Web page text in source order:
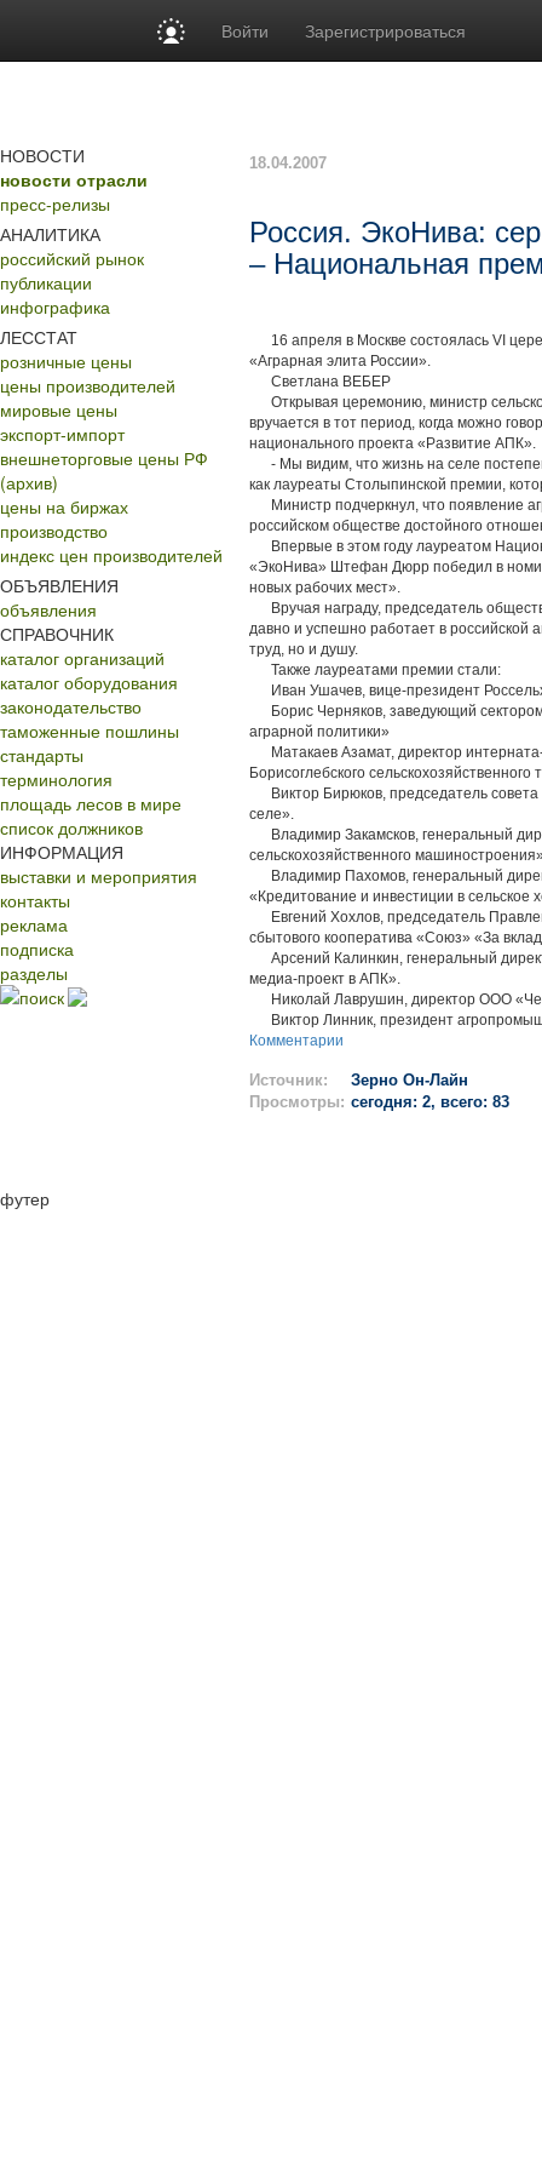
Войти Зарегистрироваться
НОВОСТИ
новости отрасли
пресс-релизы
АНАЛИТИКА
российский рынок
публикации
инфографика
ЛЕССТАТ
розничные цены
цены производителей
мировые цены
экспорт-импорт
внешнеторговые цены РФ
(архив)
цены на биржах
производство
индекс цен производителей
ОБЪЯВЛЕНИЯ
объявления
СПРАВОЧНИК
каталог организаций
каталог оборудования
законодательство
таможенные пошлины
стандарты
терминология
площадь лесов в мире
список должников
ИНФОРМАЦИЯ
выставки и мероприятия
контакты
реклама
подписка
разделы
поиск
18.04.2007
Россия. ЭкоНива:
– Национальная
16 апреля в Москве состоялась VI
«Аграрная элита России».
Светлана ВЕБЕР
Открывая церемонию, министр
вручается в тот период, когда можно
национального проекта «Развитие АПК».
- Мы видим, что жизнь на селе
как лауреаты Столыпинской премии,
Министр подчеркнул, что появление
российском обществе достойного
Впервые в этом году лауреатом
«ЭкоНива» Штефан Дюрр победил в
новых рабочих мест».
Вручая награду, председатель
давно и успешно работает в российской
труд, но и душу.
Также лауреатами премии стали:
Иван Ушачев, вице-президент
Борис Черняков, заведующий
аграрной политики»
Матакаев Азамат, директор
Борисоглебского
Виктор Бирюков, председатель совета
селе».
Владимир Закамсков, генеральный
сельскохозяйственного
Владимир Пахомов, генеральный
«Кредитование и инвестиции в сельское
Евгений Хохлов, председатель
сбытового кооператива «Союз» «За
Арсений Калинкин, генеральный
медиа-проект в АПК».
Николай Лаврушин, директор ООО
Виктор Линник, президент
Комментарии
Источник:
Зерно Он-Лайн
Просмотры: сегодня: 2, всего: 83
футер